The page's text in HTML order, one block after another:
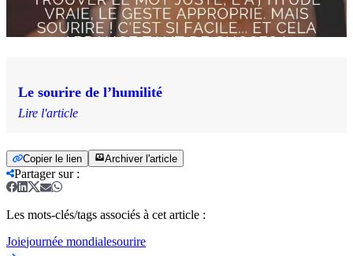
Le sourire de l’humilité
Lire l'article
Copier le lien Archiver l'article
Partager sur:
Les mots-clés/tags associés à cet article :
Joiejournée mondialesourire